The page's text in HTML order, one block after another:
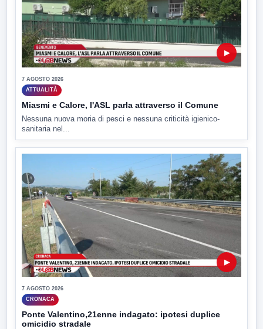
▶
7 AGOSTO 2026
ATTUALITÀ
Miasmi e Calore, l'ASL parla attraverso il Comune
Nessuna nuova moria di pesci e nessuna criticità igienico-
sanitaria nel...
▶
7 AGOSTO 2026
CRONACA
Ponte Valentino,21enne indagato: ipotesi duplice
omicidio stradale